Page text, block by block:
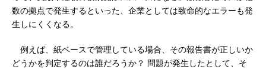
数の拠点で発生するといった、企業としては致命的なエラーも発
生しにくくなる。
例えば、紙ベースで管理している場合、その報告書が正しいか
どうかを判定するのは誰だろうか？ 問題が発生したとして、そ